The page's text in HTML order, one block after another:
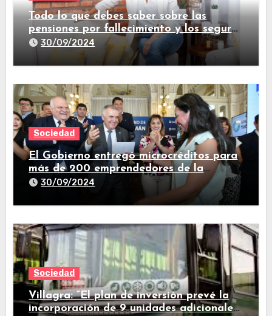
Todo lo que debes saber sobre las
pensiones por fallecimiento y los seguros
de vida
30/09/2024
Sociedad
El Gobierno entregó microcréditos para
más de 200 emprendedores de la
provincia
30/09/2024
Sociedad
Villagra: “El plan de inversión prevé la
incorporación de 9 unidades adicionales